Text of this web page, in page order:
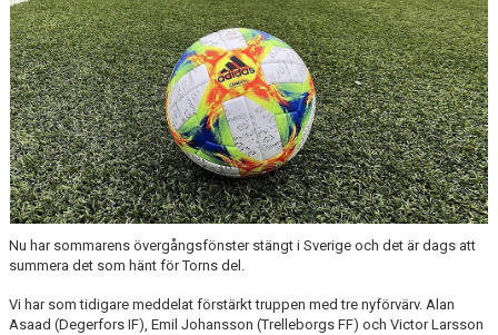
BILDGALLERI
ÅRETS TORNARE
Nu har sommarens övergångsfönster stängt i Sverige och det är dags att
summera det som hänt för Torns del.
Vi har som tidigare meddelat förstärkt truppen med tre nyförvärv. Alan
Asaad (Degerfors IF), Emil Johansson (Trelleborgs FF) och Victor Larsson